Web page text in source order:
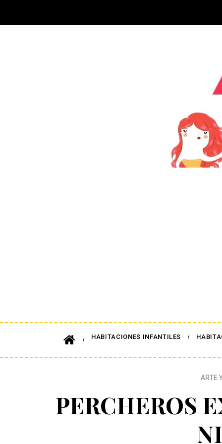
HABITACIONES INFANTILES
ARTE
PERCHEROS